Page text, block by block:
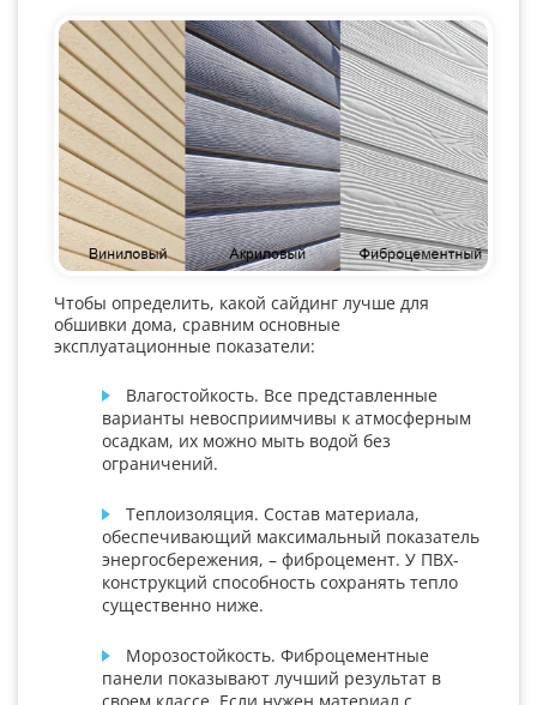
Чтобы определить, какой сайдинг лучше для
обшивки дома, сравним основные
эксплуатационные показатели:
Влагостойкость. Все представленные
варианты невосприимчивы к атмосферным
осадкам, их можно мыть водой без
ограничений.
Теплоизоляция. Состав материала,
обеспечивающий максимальный показатель
энергосбережения, – фиброцемент. У ПВХ-
конструкций способность сохранять тепло
существенно ниже.
Морозостойкость. Фиброцементные
панели показывают лучший результат в